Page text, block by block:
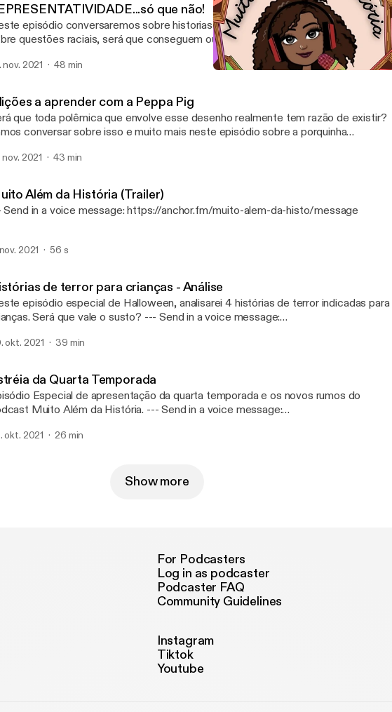
que não!
episódio conversaremos sobre historias que dizem ser representativas e falar
questões raciais, será que conseguem ou morrem na tentativa? --- Send in a
message: https://anchor.fm/muito-alem-da-histo/message
nov. 2021 48 min
a aprender com a Peppa Pig
que toda polêmica que envolve esse desenho realmente tem razão de existir?
conversar sobre isso e muito mais neste episódio sobre a porquinha
anchor.fm/muito-alem-da-histo/message
nov. 2021 43 min
Além da História (Trailer)
--- Send in a voice message: https://anchor.fm/muito-alem-da-histo/message
2021 56 s
de terror para crianças - Análise
episódio especial de Halloween, analisarei 4 histórias de terror indicadas para
Será que vale o susto? --- Send in a voice message:
okt. 2021 39 min
da Quarta Temporada
Especial de apresentação da quarta temporada e os novos rumos do
Muito Além da História. --- Send in a voice message:
okt. 2021 26 min
Show more
For Podcasters
Log in as podcaster
Podcaster FAQ
Community Guidelines
Instagram
Tiktok
Youtube